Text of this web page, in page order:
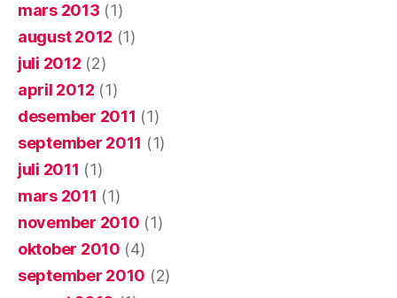
mars 2013 (1)
august 2012 (1)
juli 2012 (2)
april 2012 (1)
desember 2011 (1)
september 2011 (1)
juli 2011 (1)
mars 2011 (1)
november 2010 (1)
oktober 2010 (4)
september 2010 (2)